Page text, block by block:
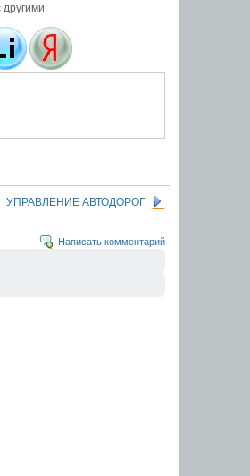
УПРАВЛЕНИЕ АВТОДОРОГ
Написать комментарий